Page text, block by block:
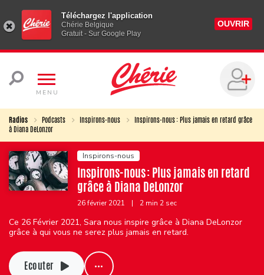
Téléchargez l'application
Chérie Belgique
Gratuit - Sur Google Play
OUVRIR
MENU
Radios Podcasts Inspirons-nous
Inspirons-nous : Plus jamais en retard grâce
à Diana DeLonzor
Inspirons-nous
Inspirons-nous : Plus jamais en retard
grâce à Diana DeLonzor
26 février 2021 | 2 min 2 sec
Ce 26 Février 2021, Sara nous inspire grâce à Diana DeLonzor
grâce à qui vous ne serez plus jamais en retard.
Ecouter